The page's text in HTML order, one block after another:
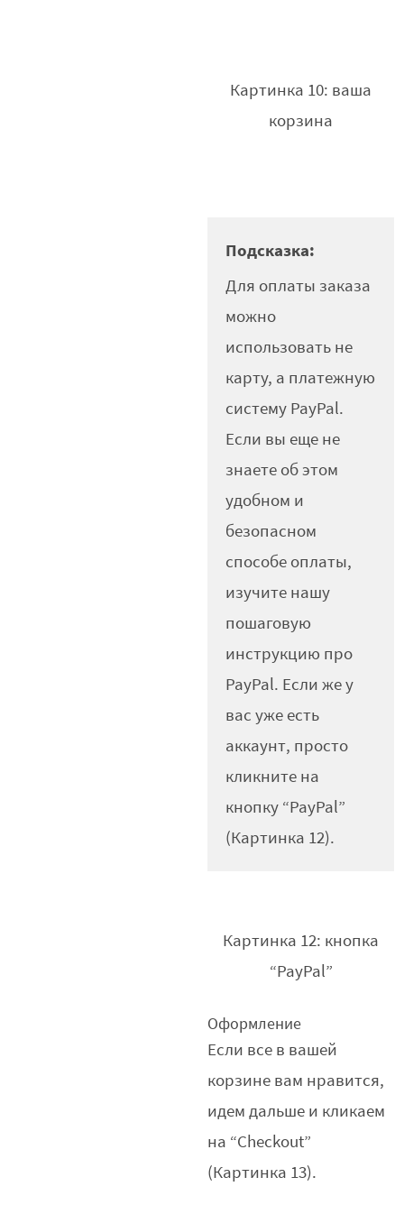
Картинка 10: ваша
корзина
Подсказка:
Для оплаты заказа
можно
использовать не
карту, а платежную
систему PayPal.
Если вы еще не
знаете об этом
удобном и
безопасном
способе оплаты,
изучите нашу
пошаговую
инструкцию про
PayPal. Если же у
вас уже есть
аккаунт, просто
кликните на
кнопку “PayPal”
(Картинка 12).
Картинка 12: кнопка
“PayPal”
Оформление
Если все в вашей
корзине вам нравится,
идем дальше и кликаем
на “Checkout”
(Картинка 13).